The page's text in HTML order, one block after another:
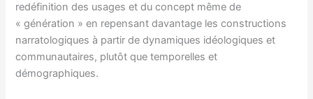
redéfinition des usages et du concept même de
« génération » en repensant davantage les constructions
narratologiques à partir de dynamiques idéologiques et
communautaires, plutôt que temporelles et
démographiques.